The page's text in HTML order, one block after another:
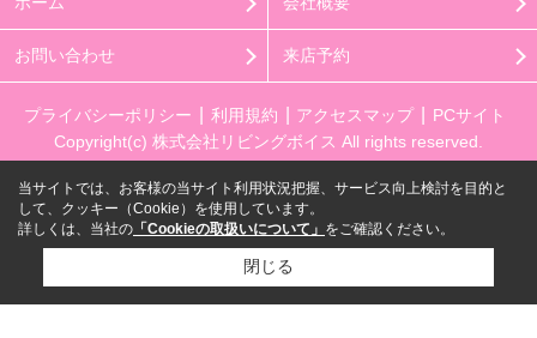
お問い合わせ 来店予約
プライバシーポリシー 利用規約 アクセスマップ
PCサイト
Copyright(c) 株式会社リビングボイス All rights reserved.
当サイトでは、お客様の当サイト利用状況把握、サービス向上検討を目的と
して、クッキー（Cookie）を使用しています。
詳しくは、当社の 「Cookieの取扱いについて」 をご確認ください。
閉じる